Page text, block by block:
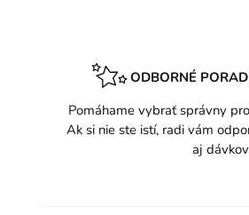
ODBORNÉ
Pomáhame vybrať správny
Ak si nie ste istí, radi vám
aj